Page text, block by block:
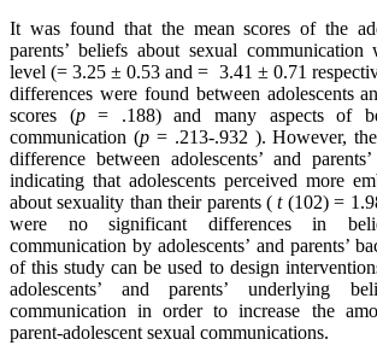
It was found that the mean scores of the
parents’ beliefs about sexual communication
level (= 3.25 ± 0.53 and = 3.41 ± 0.71
differences were found between adolescents
scores (p= .188) and many aspects of
communication (p= .213-.932 ). However,
difference between adolescents’ and
indicating that adolescents perceived more
about sexuality than their parents (t(102) =
were no significant differences in
communication by adolescents’ and parents’
of this study can be used to design
adolescents’ and parents’ underlying
communication in order to increase the
parent-adolescent sexual communications.